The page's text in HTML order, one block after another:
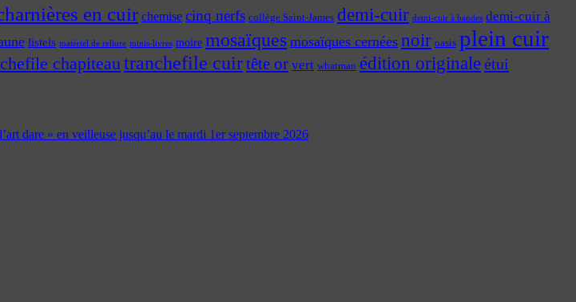
en cuir chemise cinq nerfs collège Saint-James demi-cuir demi-cuir à bandes demi-cuir à
listels matériel de reliure minis-livres moire mosaïques mosaïques cernées noir oasis plein cuir
chapiteautranchefile cuirtête or vert whatman édition originaleétui
dare » en veilleuse jusqu’au le mardi 1er septembre 2026